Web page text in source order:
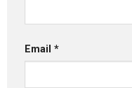
Email *